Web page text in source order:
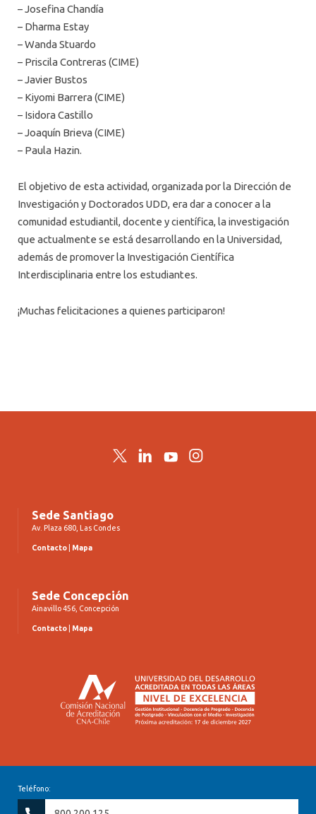
– Josefina Chandía
– Dharma Estay
– Wanda Stuardo
– Priscila Contreras (CIME)
– Javier Bustos
– Kiyomi Barrera (CIME)
– Isidora Castillo
– Joaquín Brieva (CIME)
– Paula Hazin.
El objetivo de esta actividad, organizada por la Dirección de
Investigación y Doctorados UDD, era dar a conocer a la
comunidad estudiantil, docente y científica, la investigación
que actualmente se está desarrollando en la Universidad,
además de promover la Investigación Científica
Interdisciplinaria entre los estudiantes.
¡Muchas felicitaciones a quienes participaron!
TwitterLinkedInYouTubeInstagram
Sede Santiago
Av. Plaza 680, Las Condes
Contacto Mapa
Sede Concepción
Ainavillo 456, Concepción
Contacto Mapa
Teléfono: